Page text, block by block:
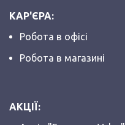
КАР'ЄРА:
Робота в офісі
Робота в магазині
АКЦІЇ: